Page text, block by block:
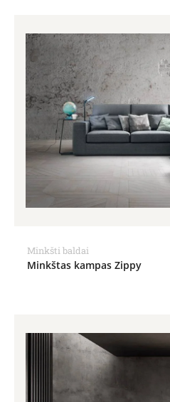
Minkšti baldai
Minkštas kampas Zippy
range:
1,196.00€
through